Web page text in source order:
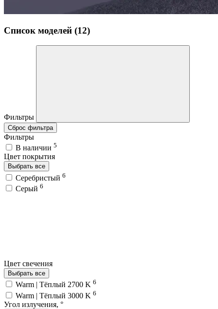
Список моделей (12)
Фильтры
Сброс фильтра
Фильтры
В наличии 5
Цвет покрытия
Выбрать все
Серебристый 6
Серый 6
Цвет свечения
Выбрать все
Warm | Тёплый 2700 K 6
Warm | Тёплый 3000 K 6
Угол излучения, °